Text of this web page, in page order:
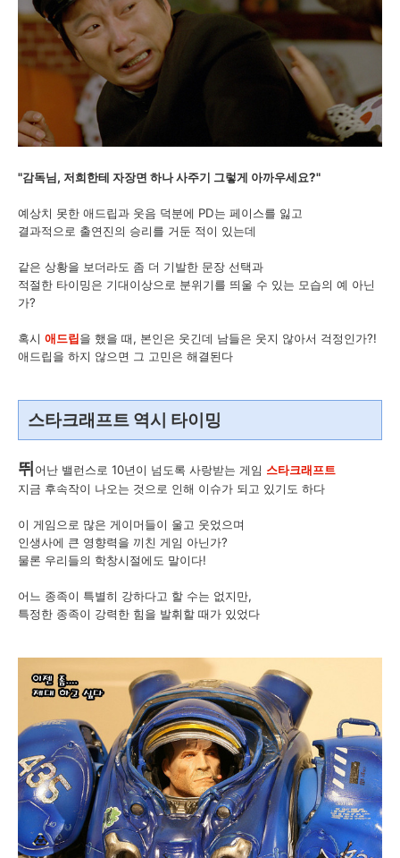
"감독님, 저희한테 자장면 하나 사주기 그렇게 아까우세요?"
예상치 못한 애드립과 웃음 덕분에 PD는 페이스를 잃고
결과적으로 출연진의 승리를 거둔 적이 있는데
같은 상황을 보더라도 좀 더 기발한 문장 선택과
적절한 타이밍은 기대이상으로 분위기를 띄울 수 있는 모습의 예 아닌
가?
혹시 애드립을 했을 때, 본인은 웃긴데 남들은 웃지 않아서 걱정인가?!
애드립을 하지 않으면 그 고민은 해결된다
스타크래프트 역시 타이밍
뛰 어난 밸런스로 10년이 넘도록 사랑받는 게임 스타크래프트
지금 후속작이 나오는 것으로 인해 이슈가 되고 있기도 하다
이 게임으로 많은 게이머들이 울고 웃었으며
인생사에 큰 영향력을 끼친 게임 아닌가?
물론 우리들의 학창시절에도 말이다!
어느 종족이 특별히 강하다고 할 수는 없지만,
특정한 종족이 강력한 힘을 발휘할 때가 있었다